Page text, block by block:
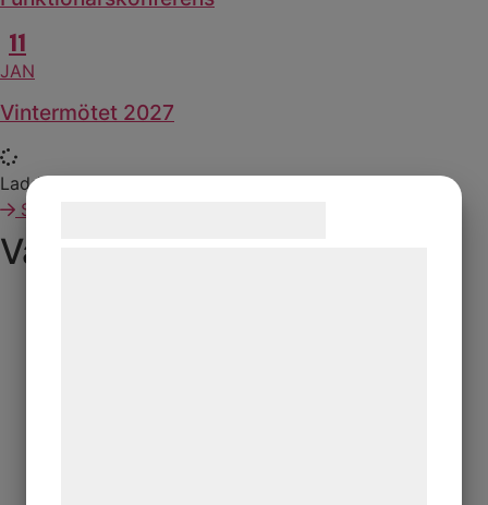
11
JAN
Vintermötet 2027
Ladda fler
Se hela kalendariet
Vad vi gör